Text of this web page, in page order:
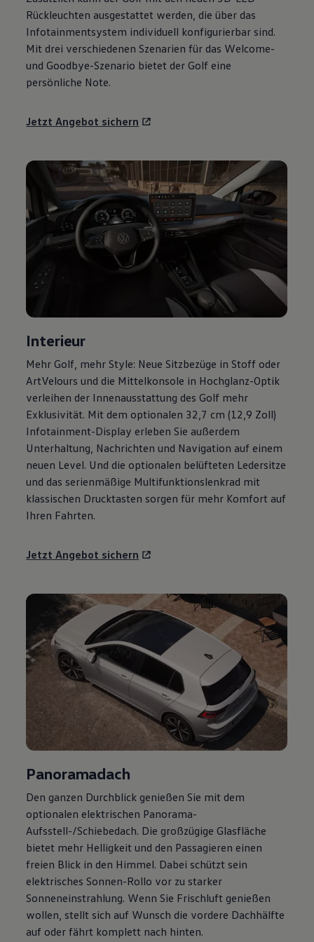
Motorenöl und Flüssigkeiten
Räder und Reifen
Pannen- und Unfallhilfe
Economy Service
Volkswagen Teile
Zubehör
Modellspezifisches Zubehör
Entertainment und Elektronik
Digitale Extras
Dienste für Ihr Modell finden
Volkswagen Apps, Login und Shop
Handy und Fahrzeug verbinden
Updates für Software, Karten und Radio
Über Ihr Auto
Vorgängermodelle
Kundeninformationen
Volkswagen Kundenbetreuung
Warn- und Kontrollleuchten
Digitale Betriebsanleitung
Lifestyle
Familie
Elektromobilität
Volkswagen R
Pannen- und Unfallhilfe
Volkswagen Kundenbetreuung
Rückleuchten ausgestattet werden, die über das
Infotainmentsystem individuell konfigurierbar sind.
Mit drei verschiedenen Szenarien für das Welcome-
und Goodbye-Szenario bietet der Golf eine
persönliche Note.
Jetzt Angebot sichern
Interieur
Mehr Golf , mehr Style: Neue Sitzbezüge in Stoff oder
ArtVelours und die Mittelkonsole in Hochglanz-Optik
verleihen der Innenausstattung des Golf mehr
Exklusivität. Mit dem optionalen 32,7 cm (12,9 Zoll)
Infotainment-Display erleben Sie außerdem
Unterhaltung, Nachrichten und Navigation auf einem
neuen Level. Und die optionalen belüfteten Ledersitze
und das serienmäßige Multifunktionslenkrad mit
klassischen Drucktasten sorgen für mehr Komfort auf
Ihren Fahrten.
Jetzt Angebot sichern
Panoramadach
Den ganzen Durchblick genießen Sie mit dem
optionalen elektrischen Panorama-
Aufsstell-/Schiebedach. Die großzügige Glasfläche
bietet mehr Helligkeit und den Passagieren einen
freien Blick in den Himmel. Dabei schützt sein
elektrisches Sonnen-Rollo vor zu starker
Sonneneinstrahlung. Wenn Sie Frischluft genießen
wollen, stellt sich auf Wunsch die vordere Dachhälfte
auf oder fährt komplett nach hinten.